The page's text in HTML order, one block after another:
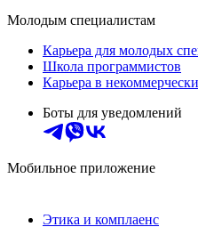
Молодым специалистам
Карьера для молодых
Школа программистов
Карьера в
Боты для уведомлений
Мобильное приложение
Этика и комплаенс